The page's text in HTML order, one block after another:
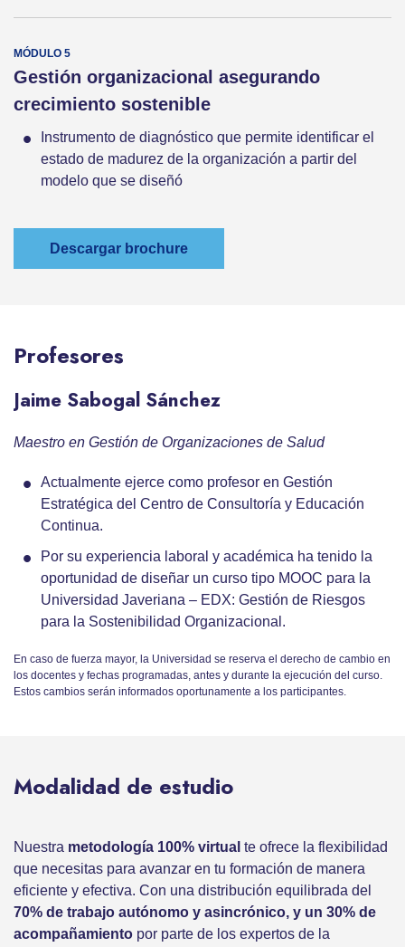
Gestión organizacional asegurando
crecimiento sostenible
Instrumento de diagnóstico que permite identificar el
estado de madurez de la organización a partir del
modelo que se diseñó
Descargar brochure
Profesores
Jaime Sabogal Sánchez
Maestro en Gestión de Organizaciones de Salud
Actualmente ejerce como profesor en Gestión
Estratégica del Centro de Consultoría y Educación
Continua.
Por su experiencia laboral y académica ha tenido la
oportunidad de diseñar un curso tipo MOOC para la
Universidad Javeriana – EDX: Gestión de Riesgos
para la Sostenibilidad Organizacional.
En caso de fuerza mayor, la Universidad se reserva el derecho de cambio en
los docentes y fechas programadas, antes y durante la ejecución del curso.
Estos cambios serán informados oportunamente a los participantes.
Modalidad de estudio
Nuestra metodología 100% virtual te ofrece la flexibilidad
que necesitas para avanzar en tu formación de manera
eficiente y efectiva. Con una distribución equilibrada del
70% de trabajo autónomo y asincrónico, y un 30% de
acompañamiento por parte de los expertos de la